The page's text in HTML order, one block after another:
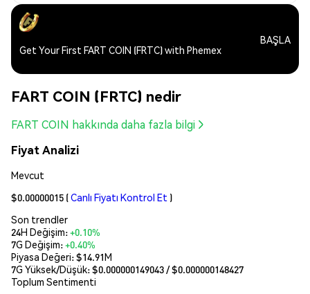
Get Your First FART COIN (FRTC) with Phemex
BAŞLA
FART COIN (FRTC) nedir
FART COIN hakkında daha fazla bilgi
Fiyat Analizi
Mevcut
$0.00000015 (Canlı Fiyatı Kontrol Et )
Son trendler
24H Değişim:+0.10%
7G Değişim:+0.40%
Piyasa Değeri:$14.91M
7G Yüksek/Düşük: $0.000000149043/ $0.000000148427
Toplum Sentimenti